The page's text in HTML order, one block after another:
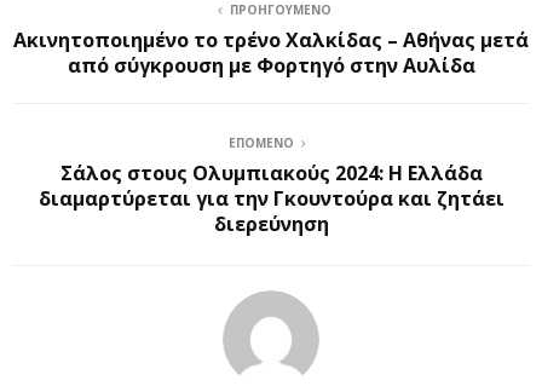
ΠΡΟΗΓΟΎΜΕΝΟ
Ακινητοποιημένο το τρένο Χαλκίδας – Αθήνας μετά
από σύγκρουση με Φορτηγό στην Αυλίδα
ΕΠΌΜΕΝΟ
Σάλος στους Ολυμπιακούς 2024: Η Ελλάδα
διαμαρτύρεται για την Γκουντούρα και ζητάει
διερεύνηση